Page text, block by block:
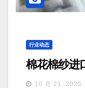
行业动态
棉花棉纱进
10 月 21, 2025